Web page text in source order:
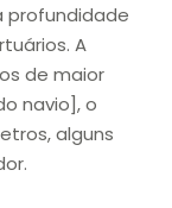
profundidade
A
de maior
navio], o
alguns